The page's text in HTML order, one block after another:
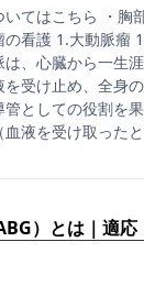
いてはこちら ・胸
の看護 1.大動脈瘤
、心臓から一生
を受け止め、全身
としての役割を果
血液を受け取ったと
）とは｜適応